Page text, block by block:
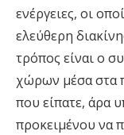
ενέργειες, οι
ελεύθερη
τρόπος είναι ο
χώρων μέσα στα
που είπατε, άρα
προκειμένου να